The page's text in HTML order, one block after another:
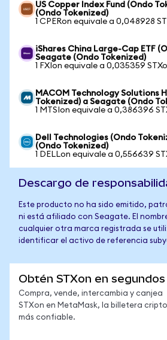
US Copper Index Fund (Ondo
(Ondo Tokenized)
1 CPERon equivale a 0,048928
iShares China Large-Cap ETF
Seagate (Ondo Tokenized)
1 FXIon equivale a 0,035359
MACOM Technology Solutions
Tokenized) a Seagate (Ondo
1 MTSIon equivale a 0,386396
Dell Technologies (Ondo
(Ondo Tokenized)
1 DELLon equivale a 0,556639
Descargo de
Este producto no ha sido emitido,
ni está afiliado con Seagate. El
cualquier otra marca registrada se
identificar el activo de referencia
Obtén STXon en segundos
Compra, vende, intercambia y canjea
STXon en MetaMask, la billetera cripto
más confiable.